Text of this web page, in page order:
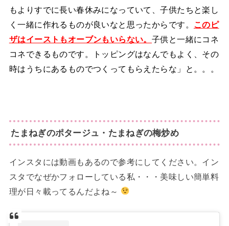
もよりすでに長い春休みになっていて、子供たちと楽し
く一緒に作れるものが良いなと思ったからです。 このピ
ザはイーストもオーブンもいらない。 子供と一緒にコネ
コネできるものです。トッピングはなんでもよく、その
時はうちにあるものでつくってもらえたらな」と。。。
たまねぎのポタージュ・たまねぎの梅炒め
インスタには動画もあるので参考にしてください。イン
スタでなぜかフォローしている私・・・美味しい簡単料
理が日々載ってるんだよね～